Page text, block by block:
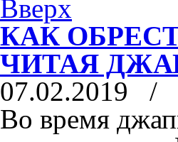
Вверх
КАК
ЧИТАЯ
07.02.2019
/
Во время